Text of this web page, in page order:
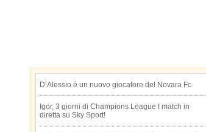
D’Alessio è un nuovo giocatore del Novara Fc
Igor, 3 giorni di Champions League I match in
diretta su Sky Sport!